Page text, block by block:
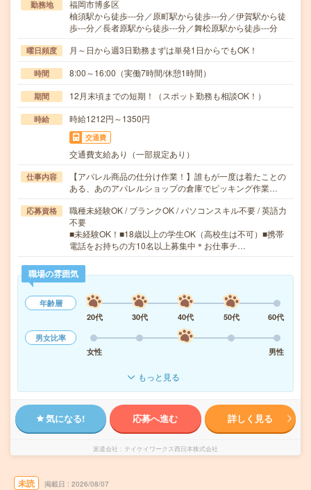
勤務地
福岡市博多区
柚須駅から徒歩---分／原町駅から徒歩---分／伊賀駅から徒
歩---分／長者原駅から徒歩---分／舞松原駅から徒歩---分
曜日頻度 月～日から週3日勤務まずは単発1日からでもOK！
時間 8:00～16:00（実働7時間/休憩1時間）
期間 12月末頃までの短期！（スポット勤務も相談OK！）
時給 時給1212円～1350円
交通費
交通費支給あり（一部規定あり）
仕事内容
【アパレル商品の仕分け作業！】誰もが一度は着たことの
ある、あのアパレルショップの倉庫でピッキング作業…
応募資格
職種未経験OK / ブランクOK / パソコンスキル不要 / 英語力
不要
■未経験OK！■18歳以上の学生OK（高校生は不可）■携帯
電話をお持ちの方10名以上募集中＊お仕事チ…
職場の雰囲気
年齢層
20代
30代 40代 50代
60代
男女比率
女性
男性
もっと見る
気になる! 応募へ進む 詳しく見る
派遣会社 テイケイワークス西日本株式会社
未読 掲載日 2026/08/07